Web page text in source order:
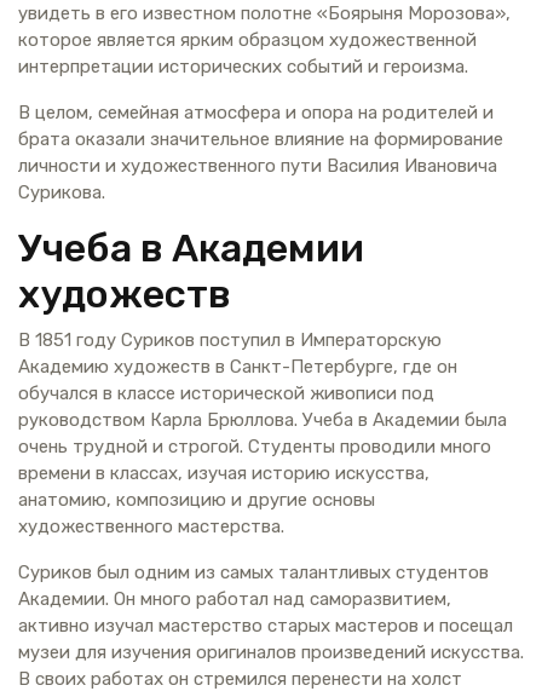
увидеть в его известном полотне «Боярыня Морозова»,
которое является ярким образцом художественной
интерпретации исторических событий и героизма.
В целом, семейная атмосфера и опора на родителей и
брата оказали значительное влияние на формирование
личности и художественного пути Василия Ивановича
Сурикова.
Учеба в Академии
художеств
В 1851 году Суриков поступил в Императорскую
Академию художеств в Санкт-Петербурге, где он
обучался в классе исторической живописи под
руководством Карла Брюллова. Учеба в Академии была
очень трудной и строгой. Студенты проводили много
времени в классах, изучая историю искусства,
анатомию, композицию и другие основы
художественного мастерства.
Суриков был одним из самых талантливых студентов
Академии. Он много работал над саморазвитием,
активно изучал мастерство старых мастеров и посещал
музеи для изучения оригиналов произведений искусства.
В своих работах он стремился перенести на холст